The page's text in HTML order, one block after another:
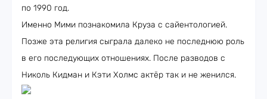
по 1990 год.
Именно Мими познакомила Круза с сайентологией.
Позже эта религия сыграла далеко не последнюю роль
в его последующих отношениях. После разводов с
Николь Кидман и Кэти Холмс актёр так и не женился.